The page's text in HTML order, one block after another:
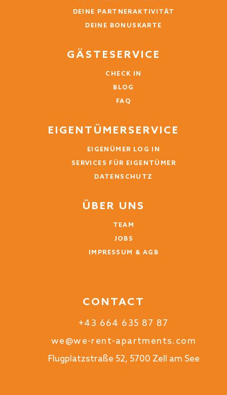
DEINE PARTNERAKTIVITÄT
DEINE BONUSKARTE
GÄSTESERVICE
CHECK IN
BLOG
FAQ
EIGENTÜMERSERVICE
EIGENÜMER LOG IN
SERVICES FÜR EIGENTÜMER
DATENSCHUTZ
ÜBER UNS
TEAM
JOBS
IMPRESSUM & AGB
CONTACT
+43 664 635 87 87
we@we-rent-apartments.com
Flugplatzstraße 52, 5700 Zell am See